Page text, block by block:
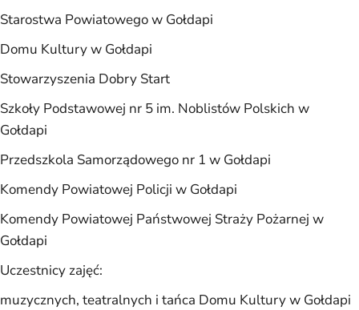
Starostwa Powiatowego w Gołdapi
Domu Kultury w Gołdapi
Stowarzyszenia Dobry Start
Szkoły Podstawowej nr 5 im. Noblistów Polskich w
Gołdapi
Przedszkola Samorządowego nr 1 w Gołdapi
Komendy Powiatowej Policji w Gołdapi
Komendy Powiatowej Państwowej Straży Pożarnej w
Gołdapi
Uczestnicy zajęć:
muzycznych, teatralnych i tańca Domu Kultury w Gołdapi